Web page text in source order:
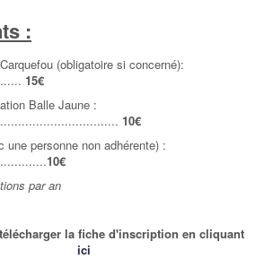
:
(obligatoire si concerné):
15€
Balle Jaune :
10€
une personne non adhérente) :
10€
par an
la fiche d'inscription en cliquant
ici